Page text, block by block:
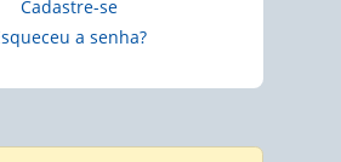
Cadastre-se
a senha?